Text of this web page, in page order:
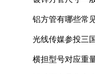
铝方管有哪些常
光线传媒参投三
横担型号对应重